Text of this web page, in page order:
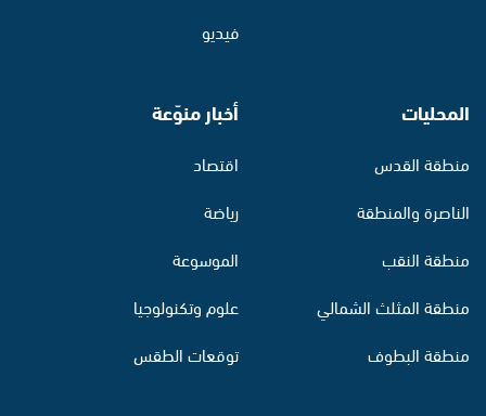
فيديو
المحليات
منطقة القدس
الناصرة والمنطقة
منطقة النقب
منطقة المثلث الشمالي
منطقة البطوف
أخبار منوّعة
اقتصاد
رياضة
الموسوعة
علوم وتكنولوجيا
توقعات الطقس